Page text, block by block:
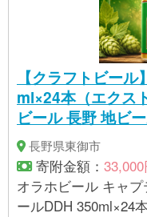
【クラフトビー
ml×24本（エクス
ビール 長野 地ビ
売！
長野県東御市
寄附金額： 33,000
オラホビール キャ
ールDDH 350ml×24